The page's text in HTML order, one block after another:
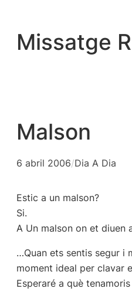
contingut
Missatge
Malson
6 abril 2006/Dia A Dia
Estic a un malson?
Si.
A Un malson on et diuen
…Quan ets sentis segur i
moment ideal per clavar
Esperaré a què